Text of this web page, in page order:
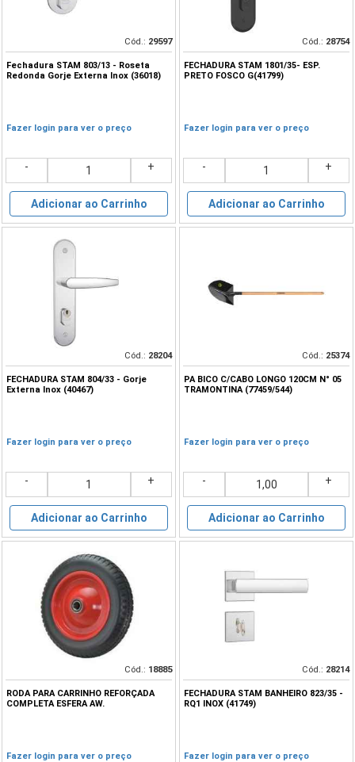
Cód.: 29597
Fechadura STAM 803/13 - Roseta
Redonda Gorje Externa Inox (36018)
Fazer login para ver o preço
- +
Adicionar ao Carrinho
Cód.: 28754
FECHADURA STAM 1801/35- ESP.
PRETO FOSCO G(41799)
Fazer login para ver o preço
- +
Adicionar ao Carrinho
Cód.: 28204
FECHADURA STAM 804/33 - Gorje
Externa Inox (40467)
Fazer login para ver o preço
- +
Adicionar ao Carrinho
Cód.: 25374
PA BICO C/CABO LONGO 120CM N° 05
TRAMONTINA (77459/544)
Fazer login para ver o preço
- +
Adicionar ao Carrinho
Cód.: 18885
RODA PARA CARRINHO REFORÇADA
COMPLETA ESFERA AW.
Fazer login para ver o preço
Cód.: 28214
FECHADURA STAM BANHEIRO 823/35 -
RQ1 INOX (41749)
Fazer login para ver o preço